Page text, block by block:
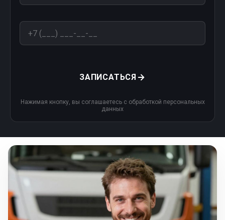
ЗАПИСАТЬСЯ
Нажимая кнопку, вы соглашаетесь с обработкой персональных
данных